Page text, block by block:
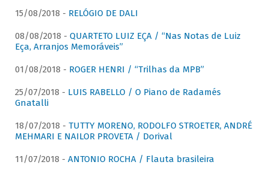
15/08/2018 - RELÓGIO DE DALI
08/08/2018 - QUARTETO LUIZ EÇA / “Nas Notas de Luiz
Eça, Arranjos Memoráveis”
01/08/2018 - ROGER HENRI / “Trilhas da MPB”
25/07/2018 - LUIS RABELLO / O Piano de Radamés
Gnatalli
18/07/2018 - TUTTY MORENO, RODOLFO STROETER, ANDRÉ
MEHMARI E NAILOR PROVETA / Dorival
11/07/2018 - ANTONIO ROCHA / Flauta brasileira